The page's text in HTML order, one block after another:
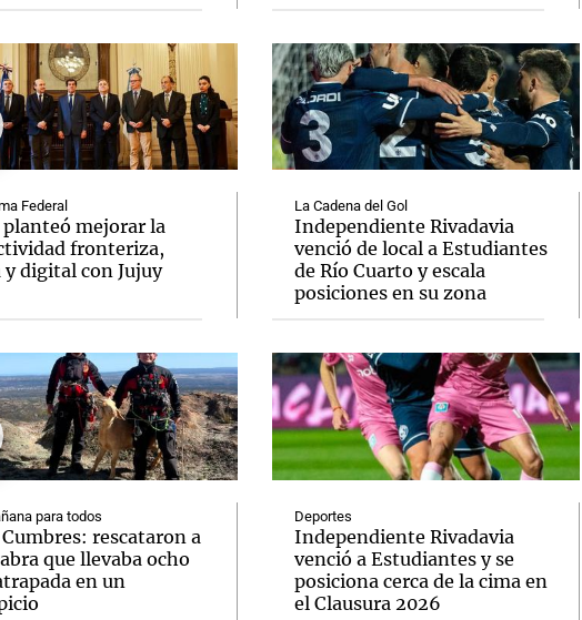
Federal
mejorar la
fronteriza,
y digital con Jujuy
para todos
rescataron a
que llevaba ocho
en un
La Cadena del Gol
Independiente Rivadavia
venció de local a Estudiantes
de Río Cuarto y escala
posiciones en su zona
Deportes
Independiente Rivadavia
venció a Estudiantes y se
posiciona cerca de la cima en
el Clausura 2026
Notas
El huracán de Arequito
Notas
Cadena 3 en Groenlandia